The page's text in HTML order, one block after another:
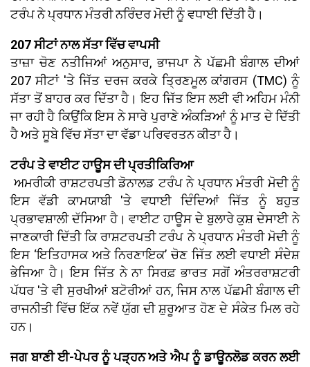
ਟਰੰਪ ਨੇ ਪ੍ਰਧਾਨ ਮੰਤਰੀ ਨਰਿੰਦਰ ਮੋਦੀ ਨੂੰ ਵਧਾਈ ਦਿੱਤੀ ਹੈ।
207 ਸੀਟਾਂ ਨਾਲ ਸੱਤਾ ਵਿੱਚ ਵਾਪਸੀ
ਤਾਜ਼ਾ ਚੋਣ ਨਤੀਜਿਆਂ ਅਨੁਸਾਰ, ਭਾਜਪਾ ਨੇ ਪੱਛਮੀ ਬੰਗਾਲ ਦੀਆਂ
207 ਸੀਟਾਂ 'ਤੇ ਜਿੱਤ ਦਰਜ ਕਰਕੇ ਤ੍ਰਿਣਮੂਲ ਕਾਂਗਰਸ (TMC) ਨੂੰ
ਸੱਤਾ ਤੋਂ ਬਾਹਰ ਕਰ ਦਿੱਤਾ ਹੈ। ਇਹ ਜਿੱਤ ਇਸ ਲਈ ਵੀ ਅਹਿਮ ਮੰਨੀ
ਜਾ ਰਹੀ ਹੈ ਕਿਉਂਕਿ ਇਸ ਨੇ ਸਾਰੇ ਪੁਰਾਣੇ ਅੰਕੜਿਆਂ ਨੂੰ ਮਾਤ ਦੇ ਦਿੱਤੀ
ਹੈ ਅਤੇ ਸੂਬੇ ਵਿੱਚ ਸੱਤਾ ਦਾ ਵੱਡਾ ਪਰਿਵਰਤਨ ਕੀਤਾ ਹੈ।
ਟਰੰਪ ਤੇ ਵਾਈਟ ਹਾਊਸ ਦੀ ਪ੍ਰਤੀਕਿਰਿਆ
ਅਮਰੀਕੀ ਰਾਸ਼ਟਰਪਤੀ ਡੋਨਾਲਡ ਟਰੰਪ ਨੇ ਪ੍ਰਧਾਨ ਮੰਤਰੀ ਮੋਦੀ ਨੂੰ
ਇਸ ਵੱਡੀ ਕਾਮਯਾਬੀ 'ਤੇ ਵਧਾਈ ਦਿੰਦਿਆਂ ਜਿੱਤ ਨੂੰ ਬਹੁਤ
ਪ੍ਰਭਾਵਸ਼ਾਲੀ ਦੱਸਿਆ ਹੈ। ਵਾਈਟ ਹਾਊਸ ਦੇ ਬੁਲਾਰੇ ਕੁਸ਼ ਦੇਸਾਈ ਨੇ
ਜਾਣਕਾਰੀ ਦਿੱਤੀ ਕਿ ਰਾਸ਼ਟਰਪਤੀ ਟਰੰਪ ਨੇ ਪ੍ਰਧਾਨ ਮੰਤਰੀ ਮੋਦੀ ਨੂੰ
ਇਸ ‘ਇਤਿਹਾਸਕ ਅਤੇ ਨਿਰਣਾਇਕ’ ਚੋਣ ਜਿੱਤ ਲਈ ਵਧਾਈ ਸੰਦੇਸ਼
ਭੇਜਿਆ ਹੈ। ਇਸ ਜਿੱਤ ਨੇ ਨਾ ਸਿਰਫ਼ ਭਾਰਤ ਸਗੋਂ ਅੰਤਰਰਾਸ਼ਟਰੀ
ਪੱਧਰ 'ਤੇ ਵੀ ਸੁਰਖੀਆਂ ਬਟੋਰੀਆਂ ਹਨ, ਜਿਸ ਨਾਲ ਪੱਛਮੀ ਬੰਗਾਲ ਦੀ
ਰਾਜਨੀਤੀ ਵਿੱਚ ਇੱਕ ਨਵੇਂ ਯੁੱਗ ਦੀ ਸ਼ੁਰੂਆਤ ਹੋਣ ਦੇ ਸੰਕੇਤ ਮਿਲ ਰਹੇ
ਹਨ।
ਜਗ ਬਾਣੀ ਈ-ਪੇਪਰ ਨੂੰ ਪੜ੍ਹਨ ਅਤੇ ਐਪ ਨੂੰ ਡਾਊਨਲੋਡ ਕਰਨ ਲਈ